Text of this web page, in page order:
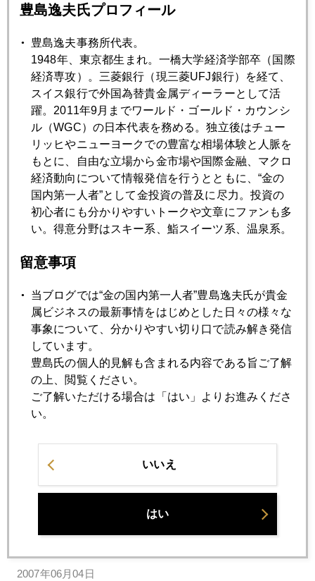
流動性の収縮。
2007年06月27日
福袋のリスク
2007年06月27日
下値模索。
2007年06月22日
巨大ファンドのＩＰＯ
スイス 金250トン売却計画発表
2007年06月13日
金利上昇で金は売りか買いか(パート２)
2007年06月12日
中銀の資産運用行動
2007年06月11日
長期金利急騰で650ドル割れ
2007年06月04日
豊島逸夫氏プロフィール
豊島逸夫事務所代表。
1948年、東京都生まれ。一橋大学経済学部卒（国際
経済専攻）。三菱銀行（現三菱UFJ銀行）を経て、
スイス銀行で外国為替貴金属ディーラーとして活
躍。2011年9月までワールド・ゴールド・カウンシ
ル（WGC）の日本代表を務める。独立後はチュー
リッヒやニューヨークでの豊富な相場体験と人脈を
もとに、自由な立場から金市場や国際金融、マクロ
経済動向について情報発信を行うとともに、“金の
国内第一人者”として金投資の普及に尽力。投資の
初心者にも分かりやすいトークや文章にファンも多
い。得意分野はスキー系、鮨スイーツ系、温泉系。
留意事項
当ブログでは“金の国内第一人者”豊島逸夫氏が貴金
属ビジネスの最新事情をはじめとした日々の様々な
事象について、分かりやすい切り口で読み解き発信
しています。
豊島氏の個人的見解も含まれる内容である旨ご了解
の上、閲覧ください。
ご了解いただける場合は「はい」よりお進みくださ
い。
いいえ
はい